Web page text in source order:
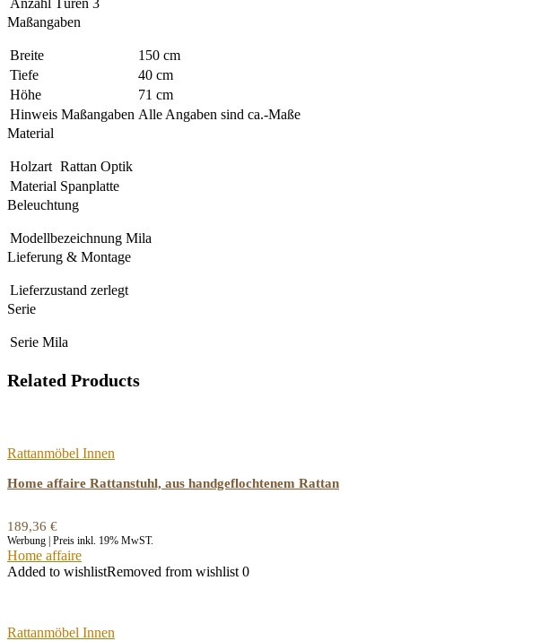
Anzahl Türen 3
Maßangaben
Breite
150 cm
Tiefe
40 cm
Höhe
71 cm
Hinweis Maßangaben Alle Angaben sind ca.-Maße
Material
Holzart Rattan Optik
Material Spanplatte
Beleuchtung
Modellbezeichnung Mila
Lieferung & Montage
Lieferzustand zerlegt
Serie
Serie Mila
Related Products
Rattanmöbel Innen
Home affaire Rattanstuhl, aus handgeflochtenem Rattan
189,36 €
Werbung | Preis inkl. 19% MwST.
Home affaire
Added to wishlistRemoved from wishlist 0
Rattanmöbel Innen